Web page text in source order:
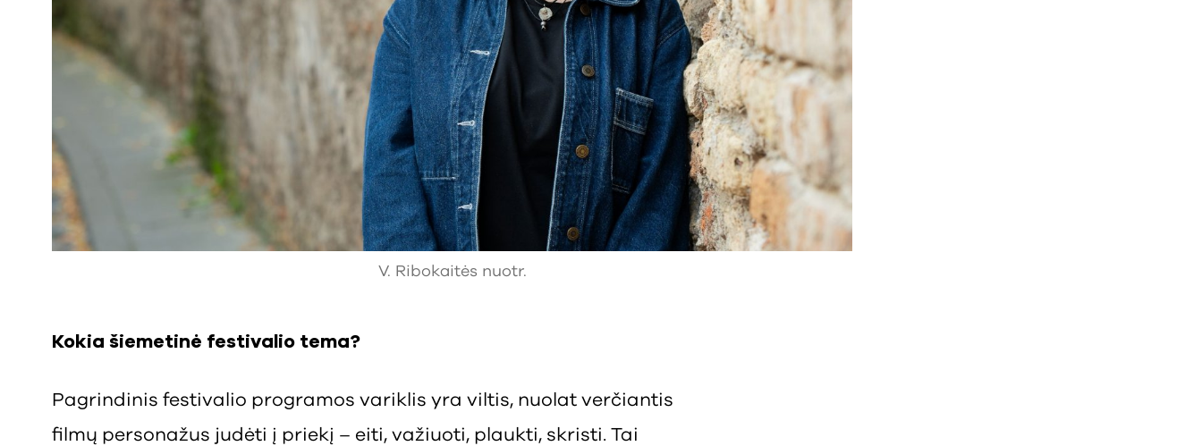
V. Ribokaitės nuotr.
Kokia šiemetinė festivalio tema?
Pagrindinis festivalio programos variklis yra viltis, nuolat verčiantis
filmų personažus judėti į priekį – eiti, važiuoti, plaukti, skristi. Tai